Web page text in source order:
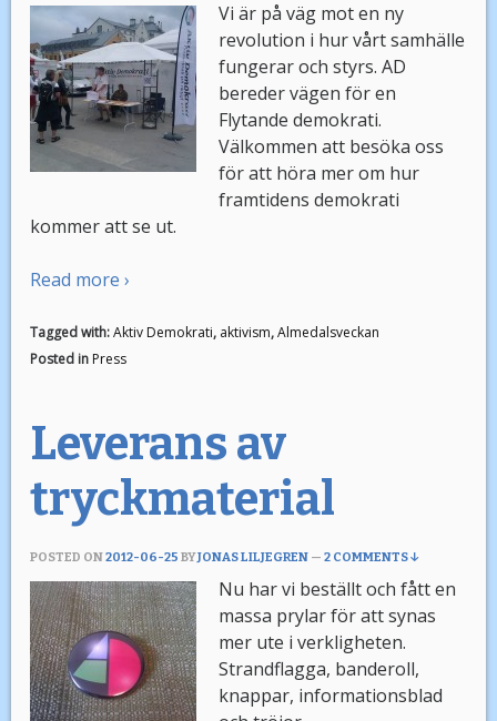
Vi är på väg mot en ny
revolution i hur vårt samhälle
fungerar och styrs. AD
bereder vägen för en
Flytande demokrati.
Välkommen att besöka oss
för att höra mer om hur
framtidens demokrati
kommer att se ut.
Read more ›
Tagged with:Aktiv Demokrati, aktivism,Almedalsveckan
Posted in Press
Leverans av
tryckmaterial
POSTED ON2012-06-25 BYJONAS LILJEGREN — 2 COMMENTS ↓
Nu har vi beställt och fått en
massa prylar för att synas
mer ute i verkligheten.
Strandflagga, banderoll,
knappar, informationsblad